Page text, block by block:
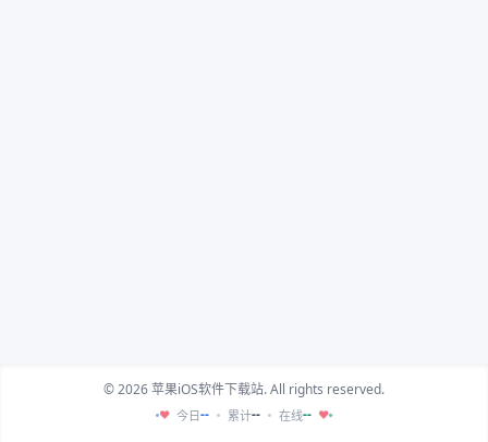
© 2026 苹果iOS软件下载站. All rights reserved.
♥ 今日-- 累计-- 在线-- ♥